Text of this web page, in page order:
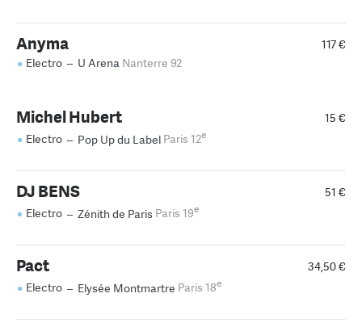
117 €
Anyma
Electro – U Arena Nanterre 92
15 €
Michel Hubert
Electro – Pop Up du Label Paris 12e
51 €
DJ BENS
Electro – Zénith de Paris Paris 19e
34,50 €
Pact
Electro – Elysée Montmartre Paris 18e